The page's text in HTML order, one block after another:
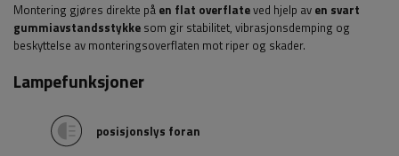
Montering gjøres direkte på en flat overflateved hjelp av en svart
gummiavstandsstykke som gir stabilitet, vibrasjonsdemping og
beskyttelse av monteringsoverflaten mot riper og skader.
Lampefunksjoner
posisjonslys foran